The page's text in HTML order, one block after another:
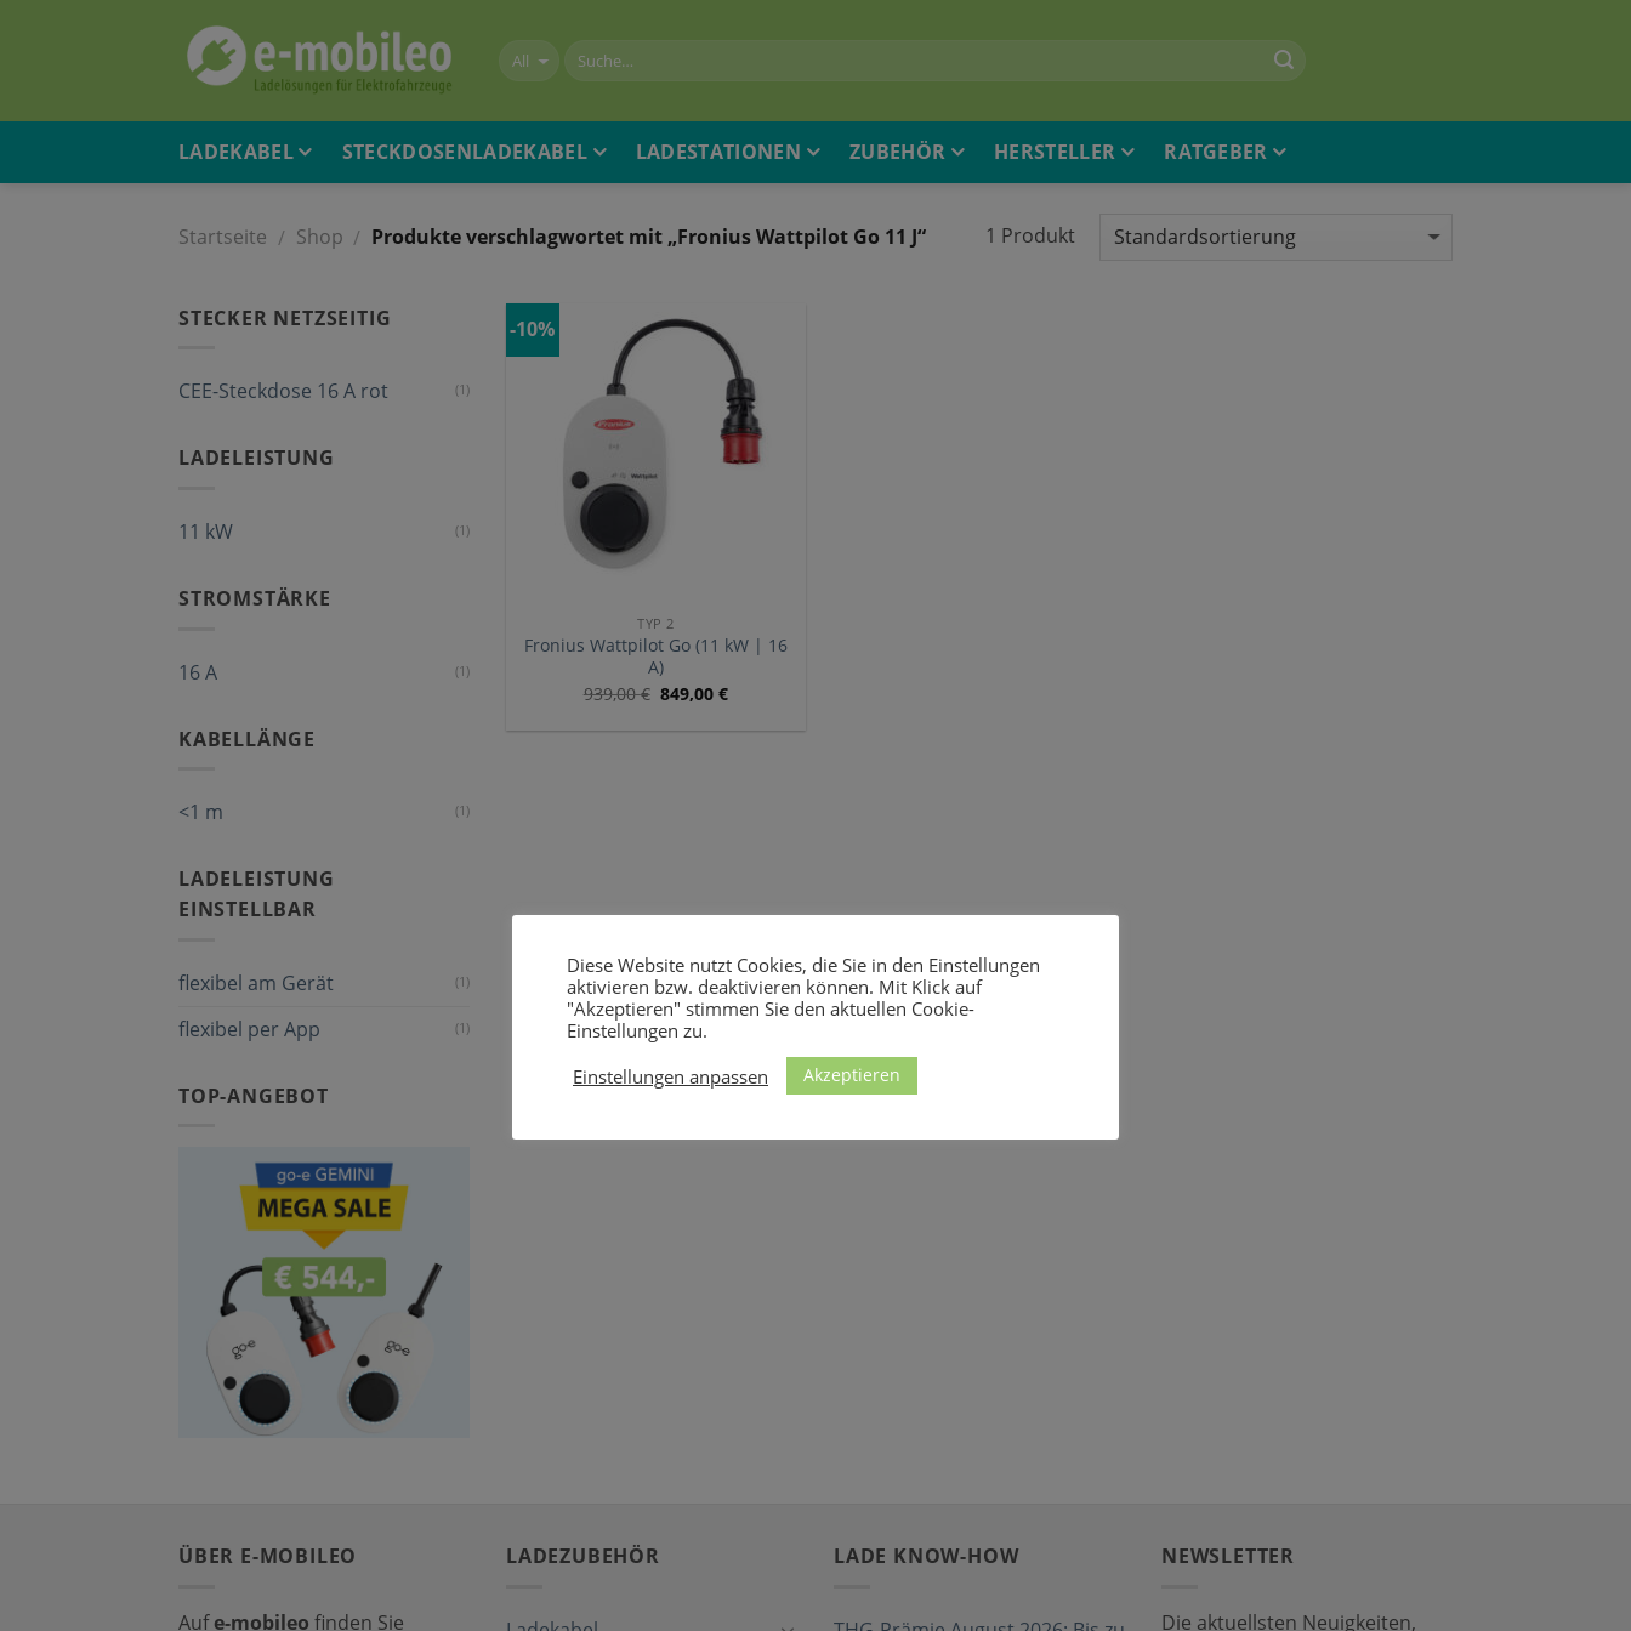
LADEKABEL STECKDOSENLADEKABEL LADESTATIONEN ZUBEHÖR HERSTELLER RATGEBER
Startseite / Shop / Produkte verschlagwortet mit „Fronius Wattpilot Go 11 J“ 1 Produkt
STECKER NETZSEITIG
CEE-Steckdose 16 A rot (1)
LADELEISTUNG
11 kW (1)
STROMSTÄRKE
16 A (1)
KABELLÄNGE
<1 m (1)
LADELEISTUNG
EINSTELLBAR
flexibel am Gerät (1)
flexibel per App (1)
TOP-ANGEBOT
-10%
TYP 2
Fronius Wattpilot Go (11 kW | 16
A)
939,00€ 849,00 €
ÜBER E-MOBILEO
Aufe-mobileo finden Sie
LADEZUBEHÖR LADE KNOW-HOW NEWSLETTER
Die aktuellsten Neuigkeiten,
Diese Website nutzt Cookies, die Sie in den Einstellungen
aktivieren bzw. deaktivieren können. Mit Klick auf
"Akzeptieren" stimmen Sie den aktuellen Cookie-
Einstellungen zu.
Einstellungen anpassen
Akzeptieren